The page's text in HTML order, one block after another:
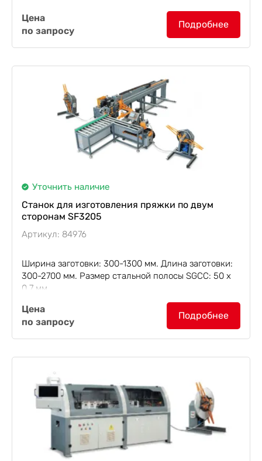
Станок для изготовления пряжки по четырём
сторонам SF3208
разработан для производства и
впрессовывания пряжки типа "мама"...
Цена
по запросу
Подробнее
Уточнить наличие
Станок для изготовления пряжки по двум
сторонам SF3205
Артикул: 84976
Ширина заготовки: 300-1300 мм. Длина заготовки:
300-2700 мм. Размер стальной полосы SGCC: 50 х
0.7 мм.
Станок для изготовления пряжки по двум
сторонам SF3205
предназначен для изготовления
и впрессовывания пряжки типа "мама"...
Цена
по запросу
Подробнее